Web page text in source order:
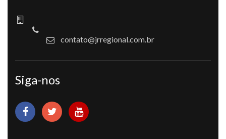
contato@jrregional.com.br
Siga-nos